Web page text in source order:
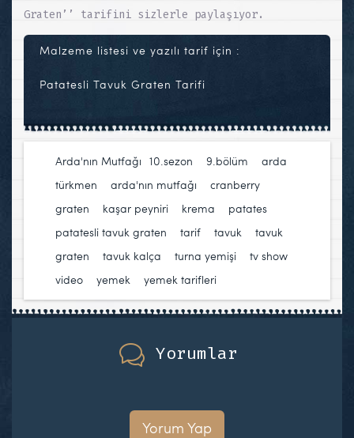
Graten’’ tarifini sizlerle paylaşıyor.
Malzeme listesi ve yazılı tarif için :
Patatesli Tavuk Graten Tarifi
Arda'nın Mutfağı 10.sezon 9.bölüm
arda
türkmen
arda'nın mutfağı cranberry
graten
kaşar peyniri krema patates
patatesli tavuk graten
tarif tavuk
tavuk
graten
tavuk kalça turna yemişi tv show
video
yemek yemek tarifleri
Yorumlar
Yorum Yap